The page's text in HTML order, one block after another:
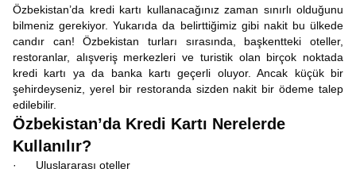
Özbekistan’da kredi kartı kullanacağınız zaman sınırlı olduğunu
bilmeniz gerekiyor. Yukarıda da belirttiğimiz gibi nakit bu ülkede
candır can! Özbekistan turları sırasında, başkentteki oteller,
restoranlar, alışveriş merkezleri ve turistik olan birçok noktada
kredi kartı ya da banka kartı geçerli oluyor. Ancak küçük bir
şehirdeyseniz, yerel bir restoranda sizden nakit bir ödeme talep
edilebilir.
Özbekistan’da Kredi Kartı Nerelerde
Kullanılır?
· Uluslararası oteller